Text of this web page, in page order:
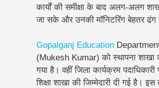
कार्यों की समीक्षा के बाद अलग-अलग
जा सके और उनकी मॉनिटरिंग बेहतर
Gopalganj Education
(Mukesh Kumar) को स्थापना शाखा
गया है। वहीं जिला कार्यक्रम
शिक्षा शाखा की जिम्मेदारी दी गई है।